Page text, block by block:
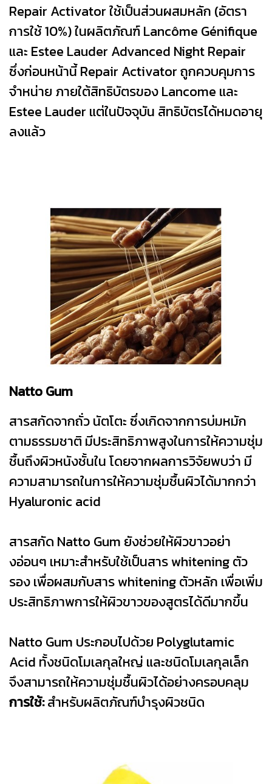
Repair Activator ใช้เป็นส่วนผสมหลัก (อัตรา
การใช้ 10%) ในผลิตภัณฑ์ Lancôme Génifique
และ Estee Lauder Advanced Night Repair
ซึ่งก่อนหน้านี้ Repair Activator ถูกควบคุมการ
จำหน่าย ภายใต้สิทธิบัตรของ Lancome และ
Estee Lauder แต่ในปัจจุบัน สิทธิบัตรได้หมดอายุ
ลงแล้ว
Natto Gum
สารสกัดจากถั่ว นัตโตะ ซึ่งเกิดจากการบ่มหมัก
ตามธรรมชาติ มีประสิทธิภาพสูงในการให้ความชุ่ม
ชื้นถึงผิวหนังชั้นใน โดยจากผลการวิจัยพบว่า มี
ความสามารถในการให้ความชุ่มชื้นผิวได้มากกว่า
Hyaluronic acid
สารสกัด Natto Gum ยังช่วยให้ผิวขาวอย่า
งอ่อนๆ เหมาะสำหรับใช้เป็นสาร whitening ตัว
รอง เพื่อผสมกับสาร whitening ตัวหลัก เพื่อเพิ่ม
ประสิทธิภาพการให้ผิวขาวของสูตรได้ดีมากขึ้น
Natto Gum ประกอบไปด้วย Polyglutamic
Acid ทั้งชนิดโมเลกุลใหญ่ และชนิดโมเลกุลเล็ก
จึงสามารถให้ความชุ่มชื้นผิวได้อย่างครอบคลุม
การใช้:สำหรับผลิตภัณฑ์บำรุงผิวชนิด